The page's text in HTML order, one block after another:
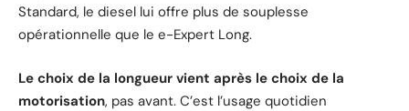
Standard, le diesel lui offre plus de souplesse
opérationnelle que le e-Expert Long.
Le choix de la longueur vient après le choix de la
motorisation, pas avant. C’est l’usage quotidien